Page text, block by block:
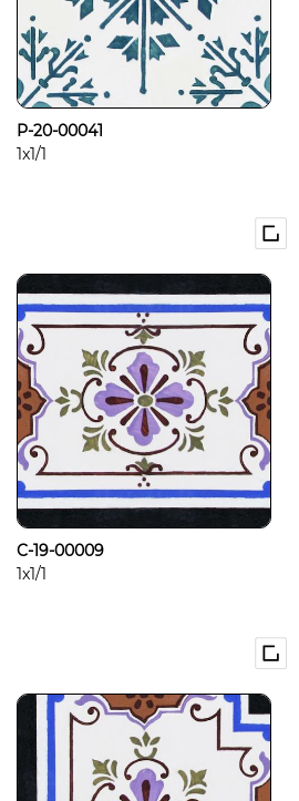
P-20-00041
1x1/1
C-19-00009
1x1/1